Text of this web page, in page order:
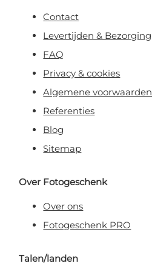
Contact
Levertijden & Bezorging
FAQ
Privacy & cookies
Algemene voorwaarden
Referenties
Blog
Sitemap
Over Fotogeschenk
Over ons
Fotogeschenk PRO
Talen/landen